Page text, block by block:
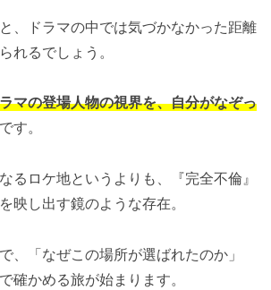
、ドラマの中では気づかなかった距離
れるでしょう。
マの登場人物の視界を、自分がなぞっ
です。
るロケ地というよりも、『完全不倫』
映し出す鏡のような存在。
、「なぜこの場所が選ばれたのか」
確かめる旅が始まります。